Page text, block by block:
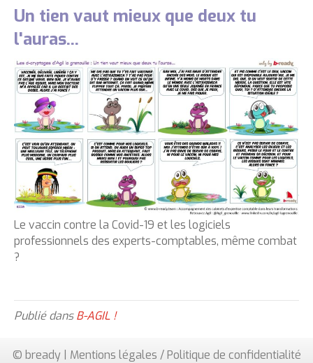
Un tien vaut mieux que deux tu
l'auras...
Le vaccin contre la Covid-19 et les logiciels
professionnels des experts-comptables, même combat
?
Publié dansB-AGIL !
© bready | Mentions légales / Politique de confidentialité